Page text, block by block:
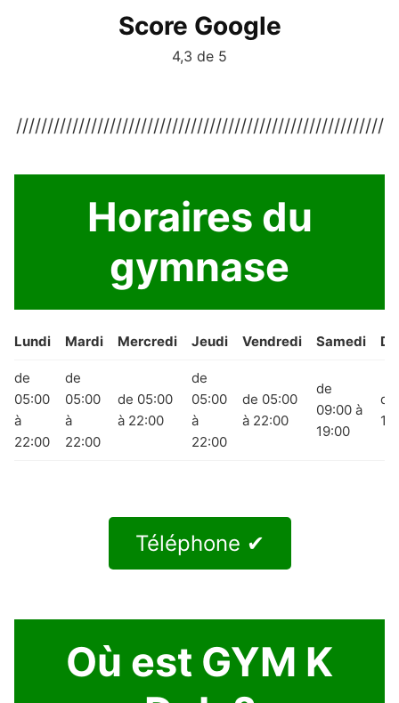
Score Google
4,3 de 5
///////////////////////////////////////////////////////////
Horaires du
gymnase
Lundi Mardi Mercredi Jeudi Vendredi Samedi
de
05:00
à
22:00
de
05:00
à
22:00
de 05:00
à 22:00
de
05:00
à
22:00
de 05:00
à 22:00
de
09:00 à
19:00
de
Téléphone ✔
Où est GYM K